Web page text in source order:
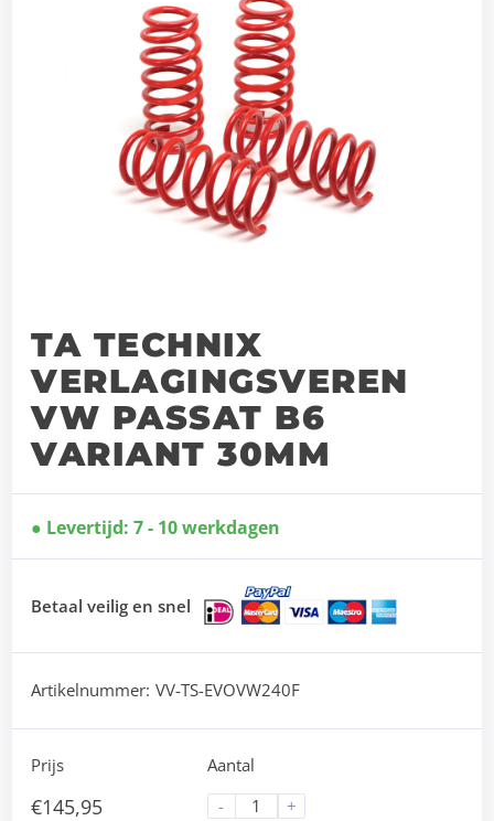
TA TECHNIX
VERLAGINGSVEREN
VW PASSAT B6
VARIANT 30MM
Levertijd: 7 - 10 werkdagen
Betaal veilig en snel
Artikelnummer: VV-TS-EVOVW240F
Prijs
€145,95
Aantal
-
+